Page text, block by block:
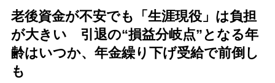
老後資金が不安でも「生涯現役」は負担
が大きい 引退の“損益分岐点”となる年
齢はいつか、年金繰り下げ受給で前倒し
も